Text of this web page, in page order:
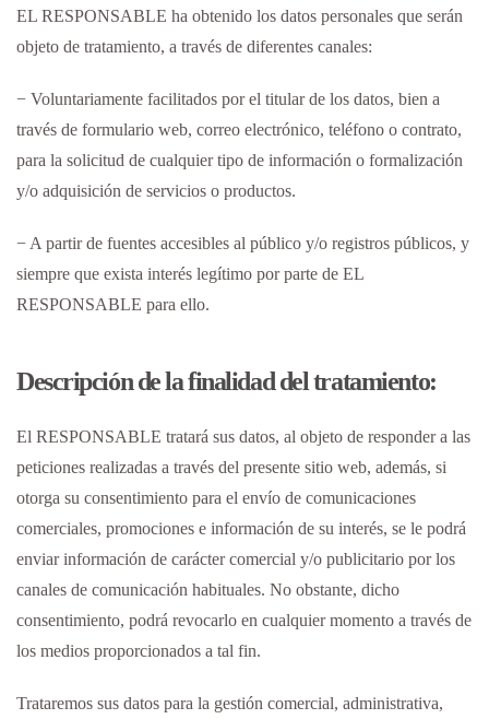
EL RESPONSABLE ha obtenido los datos personales que serán
objeto de tratamiento, a través de diferentes canales:
− Voluntariamente facilitados por el titular de los datos, bien a
través de formulario web, correo electrónico, teléfono o contrato,
para la solicitud de cualquier tipo de información o formalización
y/o adquisición de servicios o productos.
− A partir de fuentes accesibles al público y/o registros públicos, y
siempre que exista interés legítimo por parte de EL
RESPONSABLE para ello.
Descripción de la finalidad del tratamiento:
El RESPONSABLE tratará sus datos, al objeto de responder a las
peticiones realizadas a través del presente sitio web, además, si
otorga su consentimiento para el envío de comunicaciones
comerciales, promociones e información de su interés, se le podrá
enviar información de carácter comercial y/o publicitario por los
canales de comunicación habituales. No obstante, dicho
consentimiento, podrá revocarlo en cualquier momento a través de
los medios proporcionados a tal fin.
Trataremos sus datos para la gestión comercial, administrativa,